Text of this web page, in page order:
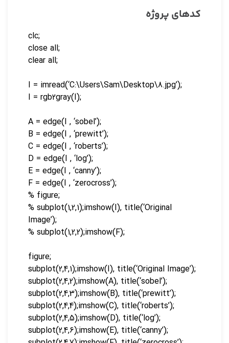
کدهای پروژه
clc;
close all;
clear all;
I = imread(‘C:\Users\Sam\Desktop\8.jpg’);
I = rgb2gray(I);
A = edge(I , ‘sobel’);
B = edge(I , ‘prewitt’);
C = edge(I , ‘roberts’);
D = edge(I , ‘log’);
E = edge(I , ‘canny’);
F = edge(I , ‘zerocross’);
% figure;
% subplot(1,2,1);imshow(I), title(‘Original
Image’);
% subplot(1,2,2);imshow(F);
figure;
subplot(2,4,1);imshow(I), title(‘Original Image’);
subplot(2,4,2);imshow(A), title(‘sobel’);
subplot(2,4,3);imshow(B), title(‘prewitt’);
subplot(2,4,4);imshow(C), title(‘roberts’);
subplot(2,4,5);imshow(D), title(‘log’);
subplot(2,4,6);imshow(E), title(‘canny’);